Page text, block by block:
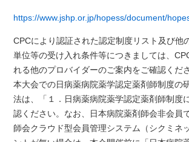
https://www.jshp.or.jp/hopess/document/
CPCにより認証された認定制度リスト及び他
単位等の受け入れ条件等につきましては、
れる他のプロバイダーのご案内をご確認くださ
本大会での日病薬病院薬学認定薬剤師制度の
法は、「１．日病薬病院薬学認定薬剤師制度
認ください。なお、日本病院薬剤師会非会員
師会クラウド型会員管理システム（シクミネ